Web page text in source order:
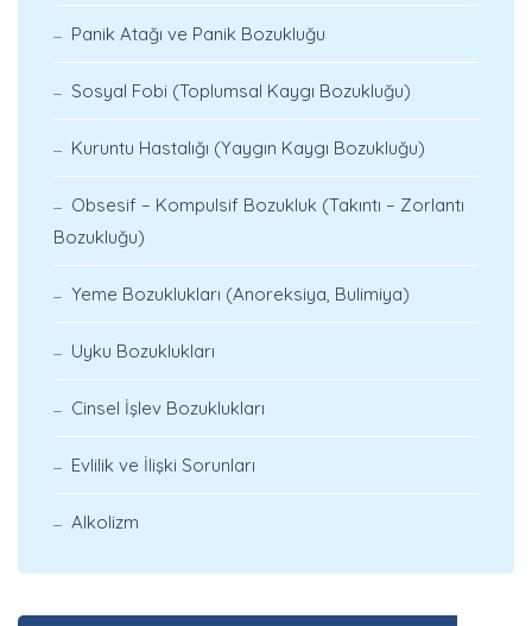
Panik Atağı ve Panik Bozukluğu
Sosyal Fobi (Toplumsal Kaygı Bozukluğu)
Kuruntu Hastalığı (Yaygın Kaygı Bozukluğu)
Obsesif – Kompulsif Bozukluk (Takıntı – Zorlantı
Bozukluğu)
Yeme Bozuklukları (Anoreksiya, Bulimiya)
Uyku Bozuklukları
Cinsel İşlev Bozuklukları
Evlilik ve İlişki Sorunları
Alkolizm